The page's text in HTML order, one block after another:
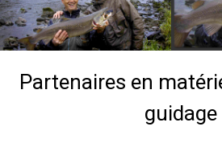
Partenaires en
guidage